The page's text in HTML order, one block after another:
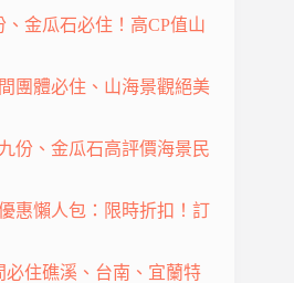
金瓜石必住！高CP值山
團體必住、山海景觀絕美
份、金瓜石高評價海景民
惠懶人包：限時折扣！訂
住礁溪、台南、宜蘭特